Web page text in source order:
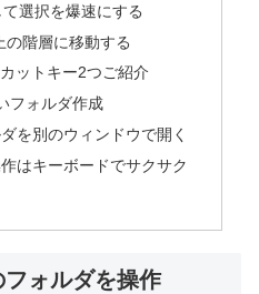
選択を爆速にする
の階層に移動する
ットキー2つご紹介
フォルダ作成
を別のウィンドウで開く
はキーボードでサクサク
ォルダを操作